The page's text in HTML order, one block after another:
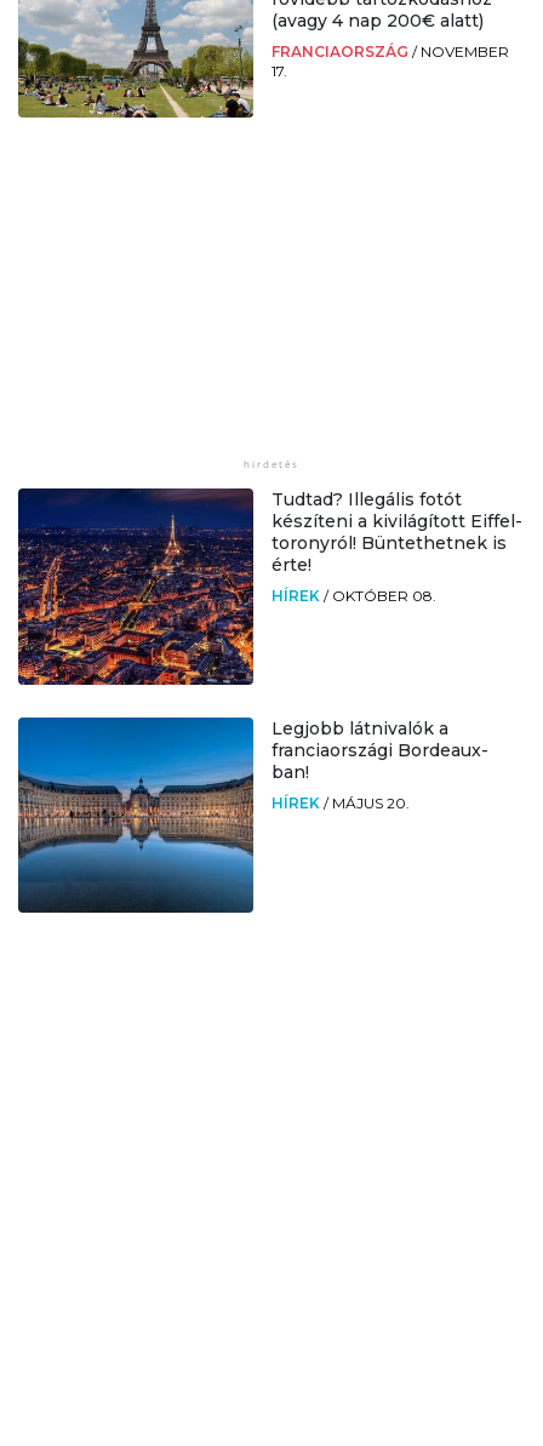
(avagy 4 nap 200€ alatt)
FRANCIAORSZÁG / NOVEMBER
17.
Tudtad? Illegális fotót
készíteni a kivilágított Eiffel-
toronyról! Büntethetnek is
érte!
HÍREK / OKTÓBER 08.
Legjobb látnivalók a
franciaországi Bordeaux-
ban!
HÍREK / MÁJUS 20.